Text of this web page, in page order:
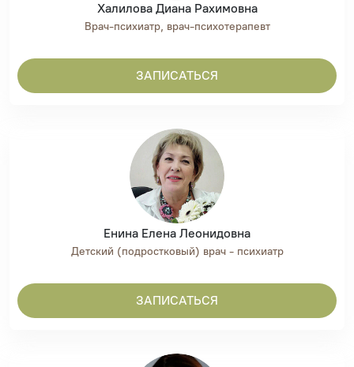
Халилова Диана Рахимовна
Врач-психиатр, врач-психотерапевт
ЗАПИСАТЬСЯ
Енина Елена Леонидовна
Детский (подростковый) врач - психиатр
ЗАПИСАТЬСЯ